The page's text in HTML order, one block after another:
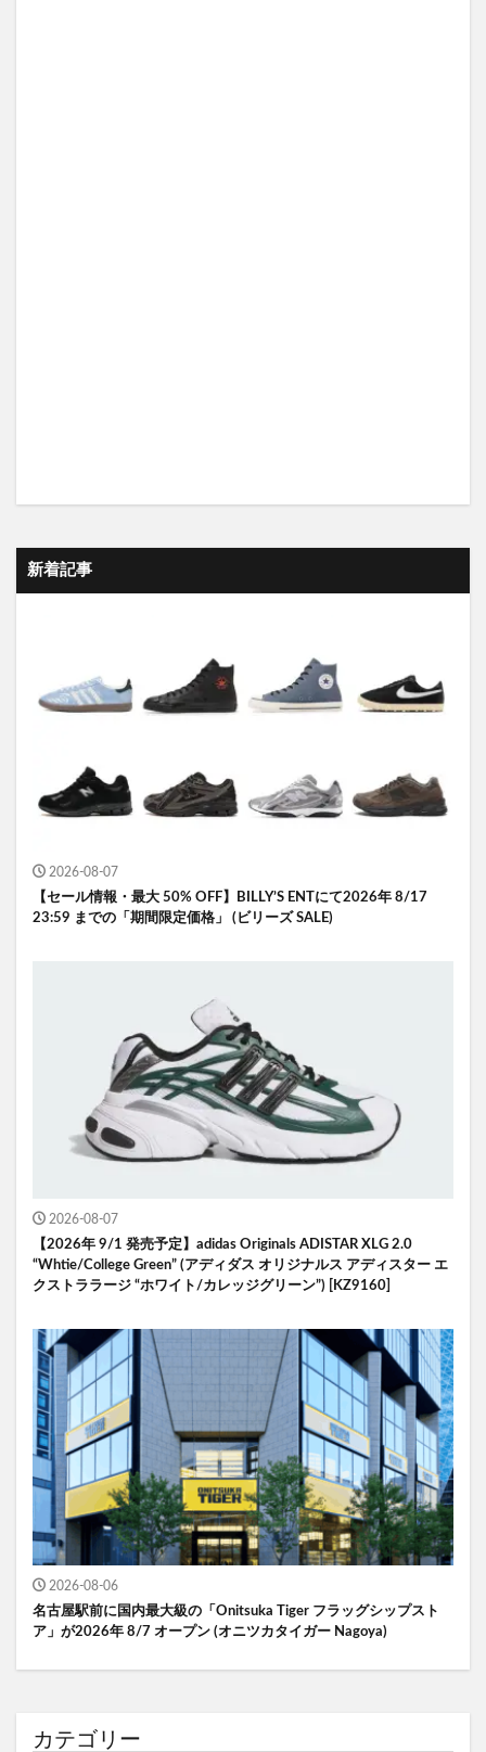
新着記事
2026-08-07
【セール情報・最大 50% OFF】BILLY’S ENTにて2026年 8/17
23:59 までの「期間限定価格」 (ビリーズ SALE)
2026-08-07
【2026年 9/1 発売予定】adidas Originals ADISTAR XLG 2.0
“Whtie/College Green” (アディダス オリジナルス アディスター エ
クストララージ “ホワイト/カレッジグリーン”) [KZ9160]
2026-08-06
名古屋駅前に国内最大級の「Onitsuka Tiger フラッグシップスト
ア」が2026年 8/7 オープン (オニツカタイガー Nagoya)
カテゴリー